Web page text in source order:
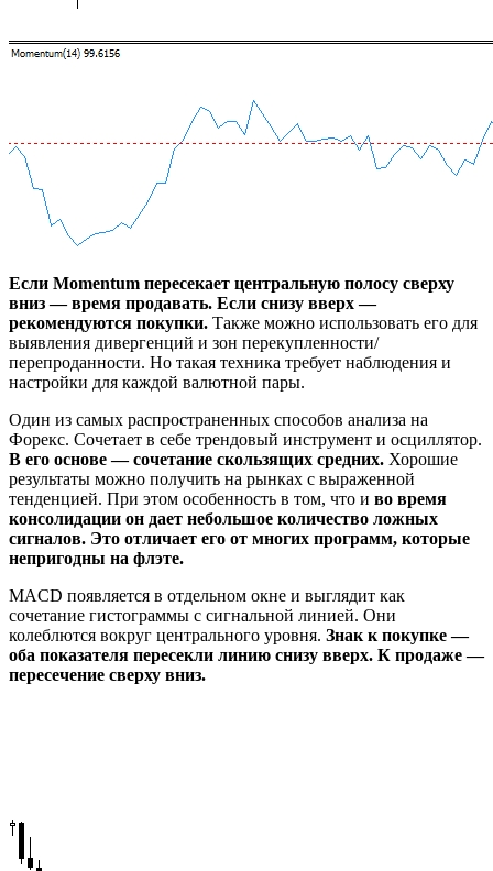
Если Momentum пересекает центральную полосу сверху
вниз ― время продавать. Если снизу вверх ―
рекомендуются покупки. Также можно использовать его для
выявления дивергенций и зон перекупленности/
перепроданности. Но такая техника требует наблюдения и
настройки для каждой валютной пары.
Один из самых распространенных способов анализа на
Форекс. Сочетает в себе трендовый инструмент и осциллятор.
В его основе ― сочетание скользящих средних. Хорошие
результаты можно получить на рынках с выраженной
тенденцией. При этом особенность в том, что и во время
консолидации он дает небольшое количество ложных
сигналов. Это отличает его от многих программ, которые
непригодны на флэте.
MACD появляется в отдельном окне и выглядит как
сочетание гистограммы с сигнальной линией. Они
колеблются вокруг центрального уровня. Знак к покупке ―
оба показателя пересекли линию снизу вверх. К продаже ―
пересечение сверху вниз.